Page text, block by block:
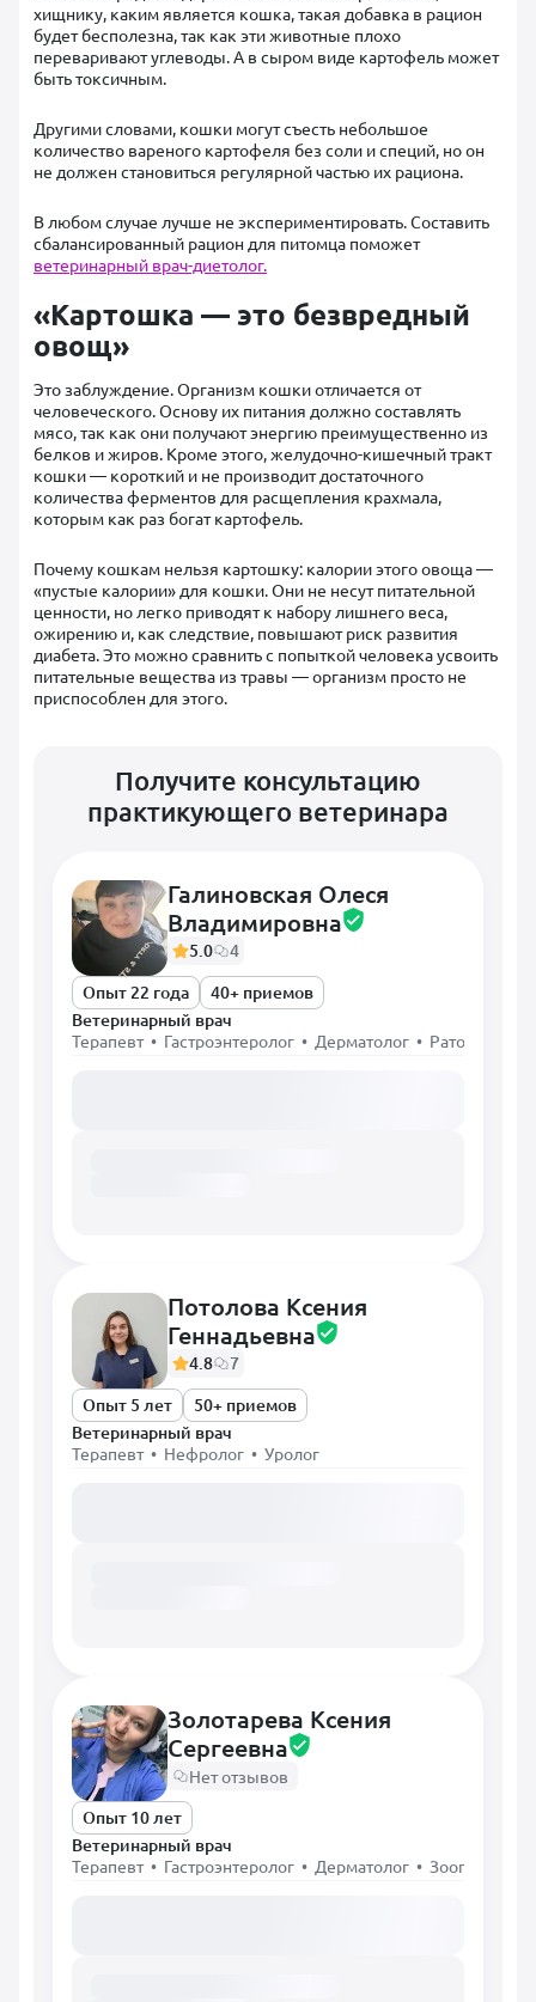
хищнику, каким является кошка, такая добавка в рацион
будет бесполезна, так как эти животные плохо
переваривают углеводы. А в сыром виде картофель может
быть токсичным.
Другими словами, кошки могут съесть небольшое
количество вареного картофеля без соли и специй, но он
не должен становиться регулярной частью их рациона.
В любом случае лучше не экспериментировать. Составить
сбалансированный рацион для питомца поможет
ветеринарный врач-диетолог.
«Картошка — это безвредный
овощ»
Это заблуждение. Организм кошки отличается от
человеческого. Основу их питания должно составлять
мясо, так как они получают энергию преимущественно из
белков и жиров. Кроме этого, желудочно-кишечный тракт
кошки — короткий и не производит достаточного
количества ферментов для расщепления крахмала,
которым как раз богат картофель.
Почему кошкам нельзя картошку: калории этого овоща —
«пустые калории» для кошки. Они не несут питательной
ценности, но легко приводят к набору лишнего веса,
ожирению и, как следствие, повышают риск развития
диабета. Это можно сравнить с попыткой человека усвоить
питательные вещества из травы — организм просто не
приспособлен для этого.
Получите консультацию
практикующего ветеринара
Галиновская Олеся
Владимировна
5.0
4
Опыт 22 года
40+ приемов
Ветеринарный врач
Терапевт • Гастроэнтеролог • Дерматолог • Ратолог •
Потолова Ксения
Геннадьевна
4.8
7
Опыт 5 лет
50+ приемов
Ветеринарный врач
Терапевт • Нефролог • Уролог
Золотарева Ксения
Сергеевна
Нет отзывов
Опыт 10 лет
Ветеринарный врач
Терапевт • Гастроэнтеролог • Дерматолог •